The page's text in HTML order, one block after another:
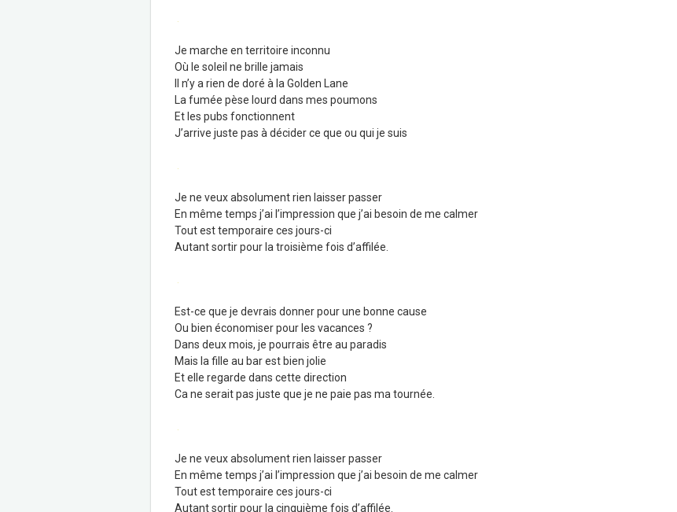
.
Je marche en territoire inconnu
Où le soleil ne brille jamais
Il n’y a rien de doré à la Golden Lane
La fumée pèse lourd dans mes poumons
Et les pubs fonctionnent
J’arrive juste pas à décider ce que ou qui je suis
.
Je ne veux absolument rien laisser passer
En même temps j’ai l’impression que j’ai besoin de me calmer
Tout est temporaire ces jours-ci
Autant sortir pour la troisième fois d’affilée.
.
Est-ce que je devrais donner pour une bonne cause
Ou bien économiser pour les vacances ?
Dans deux mois, je pourrais être au paradis
Mais la fille au bar est bien jolie
Et elle regarde dans cette direction
Ca ne serait pas juste que je ne paie pas ma tournée.
.
Je ne veux absolument rien laisser passer
En même temps j’ai l’impression que j’ai besoin de me calmer
Tout est temporaire ces jours-ci
Autant sortir pour la cinquième fois d’affilée.